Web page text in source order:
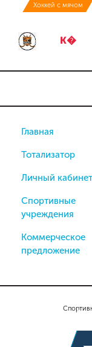
Хоккей с мячом
К�
Главная
Тотализатор
Личный кабинет
Спортивные
учреждения
Коммерческое
предложение